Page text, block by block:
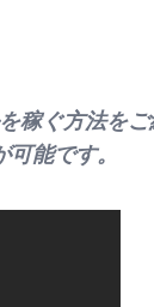
稼ぐ方法を
能です。